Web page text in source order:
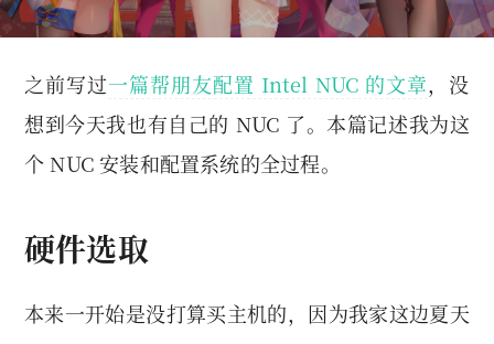
之前写过一篇帮朋友配置 Intel NUC 的文章，没
想到今天我也有自己的 NUC 了。本篇记述我为这
个 NUC 安装和配置系统的全过程。
硬件选取
本来一开始是没打算买主机的，因为我家这边夏天